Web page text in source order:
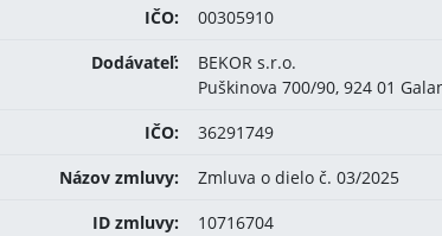
IČO:
00305910
Dodávateľ:
BEKOR s.r.o.
Puškinova 700/90, 924 01
IČO:
36291749
Názov zmluvy:
Zmluva o dielo č. 03/2025
ID zmluvy:
10716704